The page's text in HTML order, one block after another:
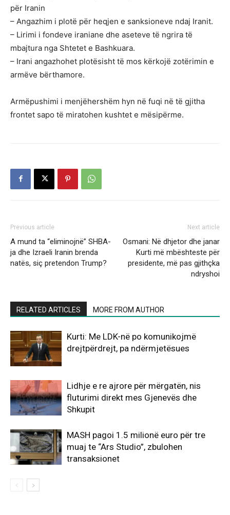
për Iranin
– Angazhim i plotë për heqjen e sanksioneve ndaj Iranit.
– Lirimi i fondeve iraniane dhe aseteve të ngrira të
mbajtura nga Shtetet e Bashkuara.
– Irani angazhohet plotësisht të mos kërkojë zotërimin e
armëve bërthamore.
Armëpushimi i menjëhershëm hyn në fuqi në të gjitha
frontet sapo të miratohen kushtet e mësipërme.
Previous article
A mund ta “eliminojnë” SHBA-
ja dhe Izraeli Iranin brenda
natës, siç pretendon Trump?
Next article
Osmani: Në dhjetor dhe janar
Kurti më mbështeste për
presidente, më pas gjithçka
ndryshoi
RELATED ARTICLES MORE FROM AUTHOR
Kurti: Me LDK-në po komunikojmë
drejtpërdrejt, pa ndërmjetësues
Lidhje e re ajrore për mërgatën, nis
fluturimi direkt mes Gjenevës dhe
Shkupit
MASH pagoi 1.5 milionë euro për tre
muaj te “Ars Studio”, zbulohen
transaksionet